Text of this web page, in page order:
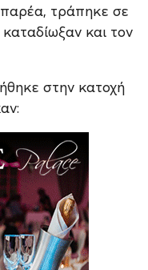
τράπηκε σε
και τον
στην κατοχή